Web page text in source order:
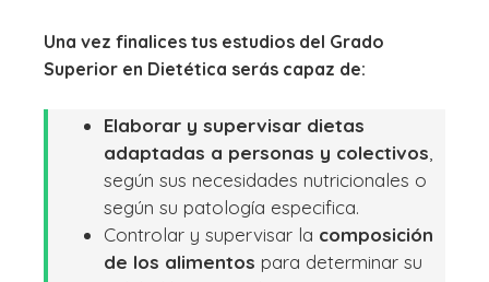
Una vez finalices tus estudios del Grado
Superior en Dietética serás capaz de:
Elaborar y supervisar dietas
adaptadas a personas y colectivos
según sus necesidades nutricionales o
según su patología especifica.
Controlar y supervisar la composición
de los alimentos para determinar su